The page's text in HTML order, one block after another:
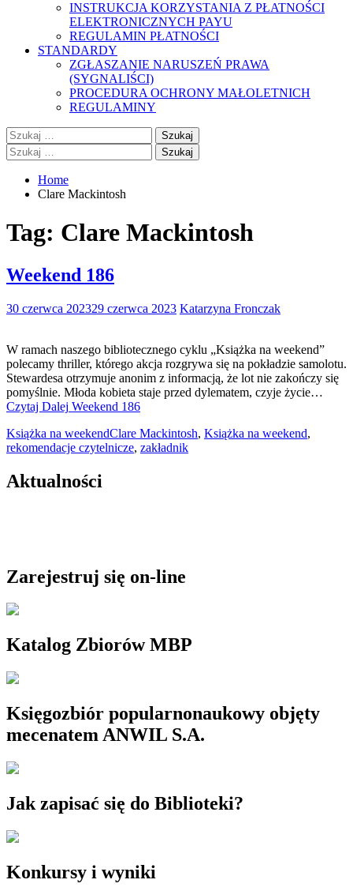
INSTRUKCJA KORZYSTANIA Z PŁATNOŚCI
ELEKTRONICZNYCH PAYU
REGULAMIN PŁATNOŚCI
STANDARDY
ZGŁASZANIE NARUSZEŃ PRAWA
(SYGNALIŚCI)
PROCEDURA OCHRONY MAŁOLETNICH
REGULAMINY
Szukaj:
Szukaj:
Home
Clare Mackintosh
Tag: Clare Mackintosh
Weekend 186
30 czerwca 202329 czerwca 2023 Katarzyna Fronczak
W ramach naszego bibliotecznego cyklu „Książka na weekend”
polecamy thriller, którego akcja rozgrywa się na pokładzie samolotu.
Stewardesa otrzymuje anonim z informacją, że lot nie zakończy się
pomyślnie. Młoda kobieta staje przed dylematem, czyje życie…
Czytaj Dalej Weekend 186
Książka na weekendClare Mackintosh, Książka na weekend,
rekomendacje czytelnicze, zakładnik
Aktualności
Zarejestruj się on-line
Katalog Zbiorów MBP
Księgozbiór popularnonaukowy objęty
mecenatem ANWIL S.A.
Jak zapisać się do Biblioteki?
Konkursy i wyniki